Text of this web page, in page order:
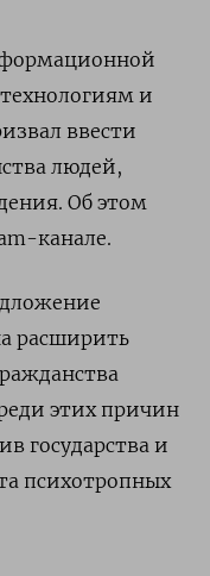
и
ввести
людей,
Об этом
канале.
расширить
этих причин
государства и
психотропных